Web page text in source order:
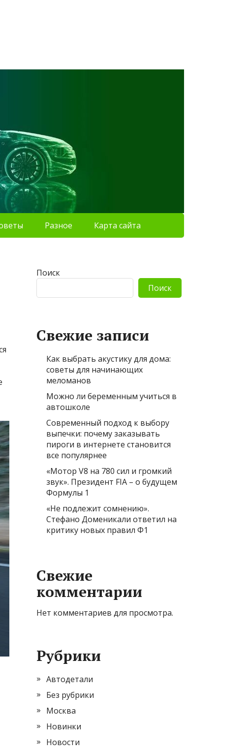
Разное Карта сайта
Поиск
Поиск
Свежие записи
Как выбрать акустику для дома:
советы для начинающих
меломанов
Можно ли беременным учиться в
автошколе
Современный подход к выбору
выпечки: почему заказывать
пироги в интернете становится
все популярнее
«Мотор V8 на 780 сил и громкий
звук». Президент FIA – о будущем
Формулы 1
«Не подлежит сомнению».
Стефано Доменикали ответил на
критику новых правил Ф1
Свежие
комментарии
Нет комментариев для просмотра.
Рубрики
Автодетали
Без рубрики
Москва
Новинки
Новости